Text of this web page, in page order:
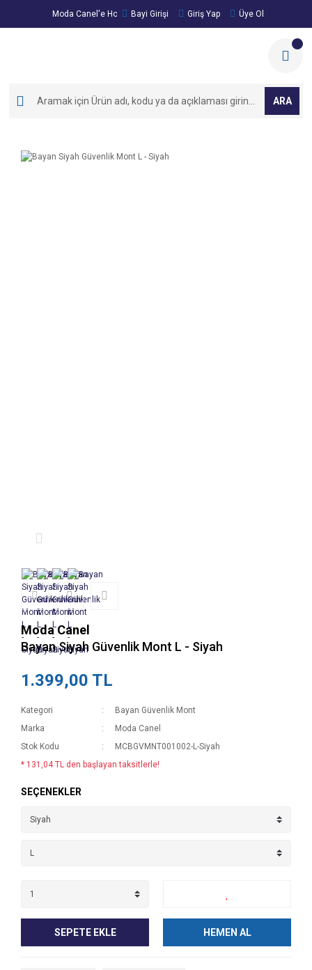
Moda Canel'e Hoşgeldiniz!
Bayi Girişi Giriş Yap Üye Ol
ARA
Moda Canel
Bayan Siyah Güvenlik Mont L - Siyah
1.399,00 TL
Kategori
Bayan Güvenlik Mont
Marka
Moda Canel
Stok Kodu
MCBGVMNT001002-L-Siyah
* 131,04 TL den başlayan taksitlerle!
SEÇENEKLER
SEPETE EKLE HEMEN AL